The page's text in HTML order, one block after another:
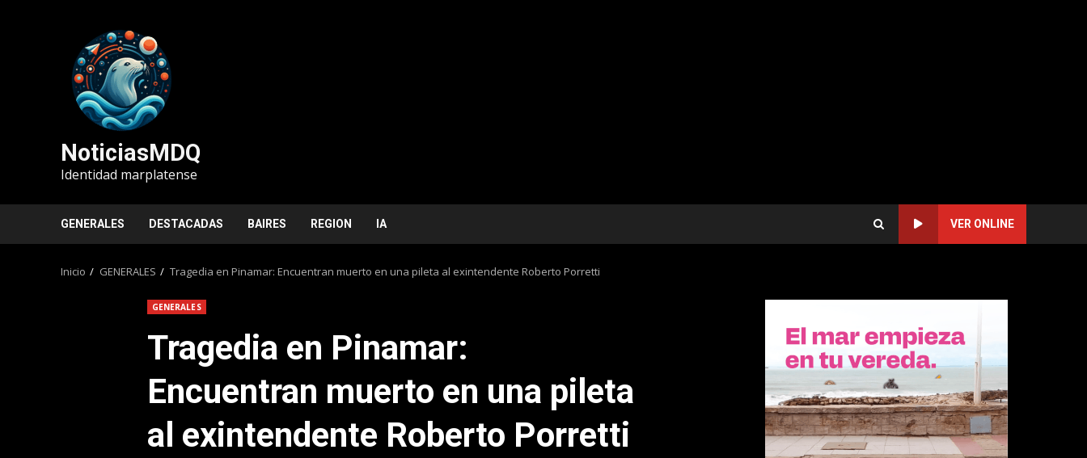
NoticiasMDQ
Identidad marplatense
GENERALES DESTACADAS BAIRES REGION IA VER ONLINE
Inicio GENERALES Tragedia en Pinamar: Encuentran muerto en una pileta al exintendente Roberto Porretti
GENERALES
Tragedia en Pinamar:
Encuentran muerto en una pileta
al exintendente Roberto Porretti